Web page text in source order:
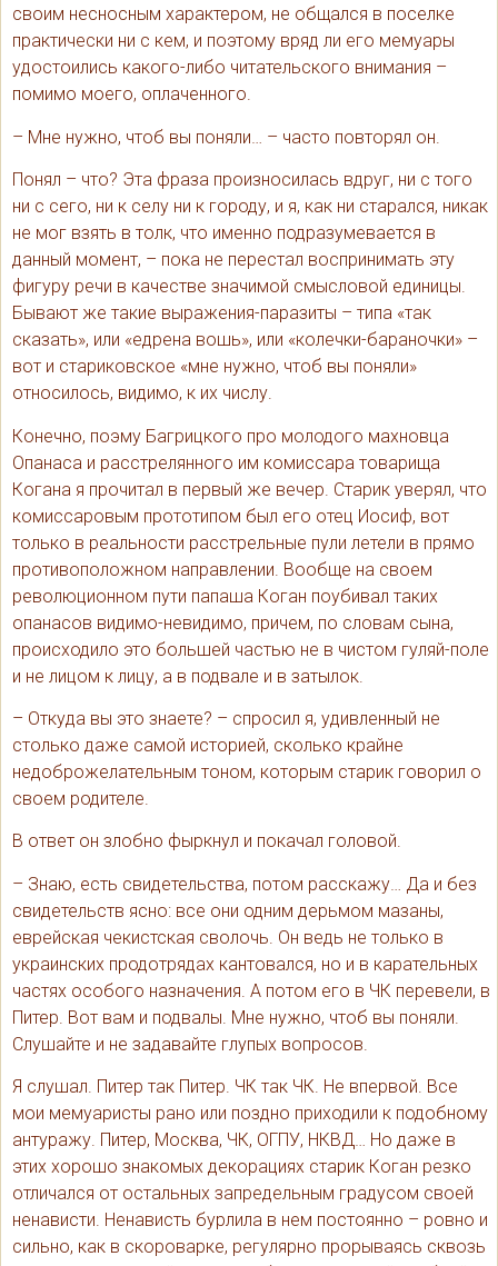
своим несносным характером, не общался в поселке
практически ни с кем, и поэтому вряд ли его мемуары
удостоились какого-либо читательского внимания –
помимо моего, оплаченного.
– Мне нужно, чтоб вы поняли… – часто повторял он.
Понял – что? Эта фраза произносилась вдруг, ни с того
ни с сего, ни к селу ни к городу, и я, как ни старался, никак
не мог взять в толк, что именно подразумевается в
данный момент, – пока не перестал воспринимать эту
фигуру речи в качестве значимой смысловой единицы.
Бывают же такие выражения-паразиты – типа «так
сказать», или «едрена вошь», или «колечки-бараночки» –
вот и стариковское «мне нужно, чтоб вы поняли»
относилось, видимо, к их числу.
Конечно, поэму Багрицкого про молодого махновца
Опанаса и расстрелянного им комиссара товарища
Когана я прочитал в первый же вечер. Старик уверял, что
комиссаровым прототипом был его отец Иосиф, вот
только в реальности расстрельные пули летели в прямо
противоположном направлении. Вообще на своем
революционном пути папаша Коган поубивал таких
опанасов видимо-невидимо, причем, по словам сына,
происходило это большей частью не в чистом гуляй-поле
и не лицом к лицу, а в подвале и в затылок.
– Откуда вы это знаете? – спросил я, удивленный не
столько даже самой историей, сколько крайне
недоброжелательным тоном, которым старик говорил о
своем родителе.
В ответ он злобно фыркнул и покачал головой.
– Знаю, есть свидетельства, потом расскажу… Да и без
свидетельств ясно: все они одним дерьмом мазаны,
еврейская чекистская сволочь. Он ведь не только в
украинских продотрядах кантовался, но и в карательных
частях особого назначения. А потом его в ЧК перевели, в
Питер. Вот вам и подвалы. Мне нужно, чтоб вы поняли.
Слушайте и не задавайте глупых вопросов.
Я слушал. Питер так Питер. ЧК так ЧК. Не впервой. Все
мои мемуаристы рано или поздно приходили к подобному
антуражу. Питер, Москва, ЧК, ОГПУ, НКВД… Но даже в
этих хорошо знакомых декорациях старик Коган резко
отличался от остальных запредельным градусом своей
ненависти. Ненависть бурлила в нем постоянно – ровно и
сильно, как в скороварке, регулярно прорываясь сквозь